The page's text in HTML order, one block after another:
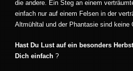
die andere. Ein Steg an einem
einfach nur auf einem Felsen in der
Altmühltal und der Phantasie sind keine
Hast Du Lust auf ein besonders
Dich einfach ?